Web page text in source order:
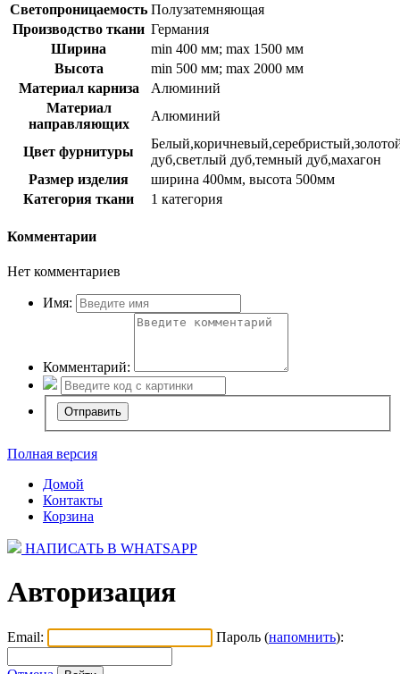
Светопроницаемость Полузатемняющая
Производство ткани Германия
Ширина
min 400 мм; max 1500 мм
Высота
min 500 мм; max 2000 мм
Материал карниза
Алюминий
Материал
направляющих
Алюминий
Цвет фурнитуры
дуб,светлый дуб,темный дуб,махагон
Размер изделия
ширина 400мм, высота 500мм
Категория ткани
1 категория
Комментарии
Нет комментариев
Имя:
Комментарий:
Полная версия
Домой
Контакты
Корзина
НАПИСАТЬ В WHATSAPP
Авторизация
Email: Пароль (напомнить):